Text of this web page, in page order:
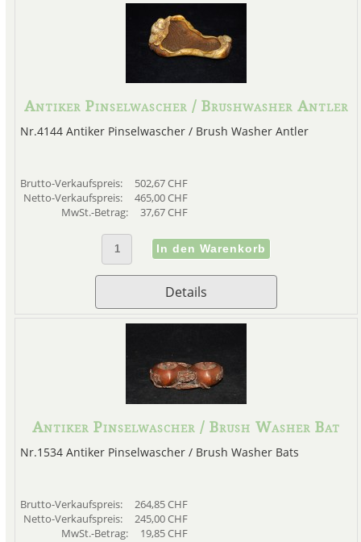
Antiker Pinselwascher / Brushwasher Antler
Nr.4144 Antiker Pinselwascher / Brush Washer Antler
Brutto-Verkaufspreis:
502,67 CHF
Netto-Verkaufspreis:
465,00 CHF
MwSt.-Betrag:
37,67 CHF
Details
Antiker Pinselwascher / Brush Washer Bat
Nr.1534 Antiker Pinselwascher / Brush Washer Bats
Brutto-Verkaufspreis:
264,85 CHF
Netto-Verkaufspreis:
245,00 CHF
MwSt.-Betrag:
19,85 CHF